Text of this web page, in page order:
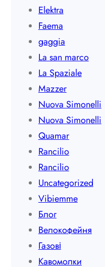
Elektra
Faema
gaggia
La san marco
La Spaziale
Mazzer
Nuova Simonelli
Nuova Simonelli
Quamar
Rancilio
Rancilio
Uncategorized
Vibiemme
Блог
Велокофейня
Газові
Кавомолки